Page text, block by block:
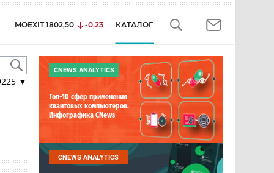
MOEXIT 1802,50 -0,23 КАТАЛОГ
▼
CNEWS ANALYTICS
Топ-10 сфер применения
квантовых компьютеров.
Инфографика CNews
CNEWS ANALYTICS